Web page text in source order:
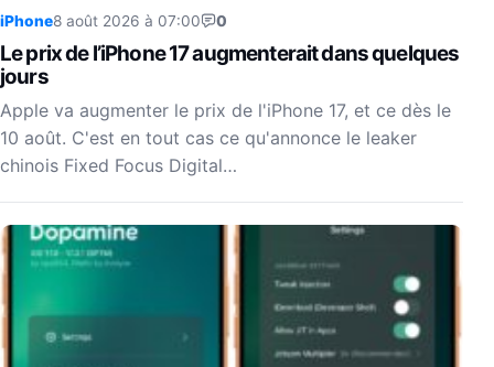
iPhone8 août 2026 à 07:00 0
Le prix de l’iPhone 17 augmenterait dans quelques
jours
Apple va augmenter le prix de l'iPhone 17, et ce dès le
10 août. C'est en tout cas ce qu'annonce le leaker
chinois Fixed Focus Digital…